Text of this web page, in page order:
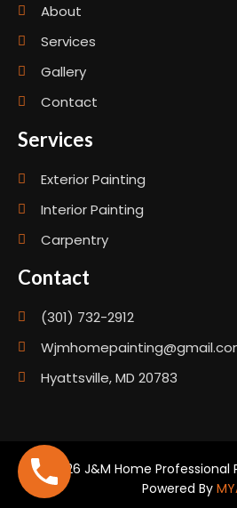
About
Services
Gallery
Contact
Services
Exterior Painting
Interior Painting
Carpentry
Contact
(301) 732-2912
Hyattsville, MD 20783
© 2026 J&M Home Professional
Powered By